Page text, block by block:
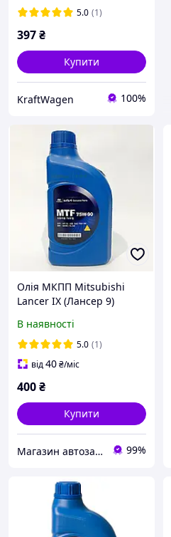
5.0 (1)
397₴
Купити
KraftWagen 100%
Олія МКПП Mitsubishi
Lancer IX (Лансер 9)
оригінал Kia/Hyundai 1 л
04300-5l1a0
В наявності
5.0 (1)
від40₴/міс
400₴
Купити
Магазин автозапчастин - Levoparts 99%